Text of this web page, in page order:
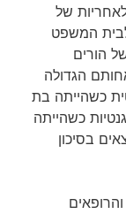
של
המשפט
של הורים
הגדולה
כשהייתה בת
כשהייתה
בסיכון